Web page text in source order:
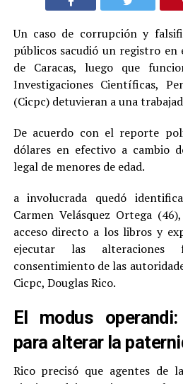
Un caso de corrupción y
públicos sacudió un registro
de Caracas, luego que
Investigaciones Científicas,
(Cicpc) detuvieran a una
De acuerdo con el reporte
dólares en efectivo a cambio
legal de menores de edad.
a involucrada quedó
Carmen Velásquez Ortega
acceso directo a los libros y
ejecutar las alteraciones
consentimiento de las
Cicpc, Douglas Rico.
El modus
para alterar la
Rico precisó que agentes de